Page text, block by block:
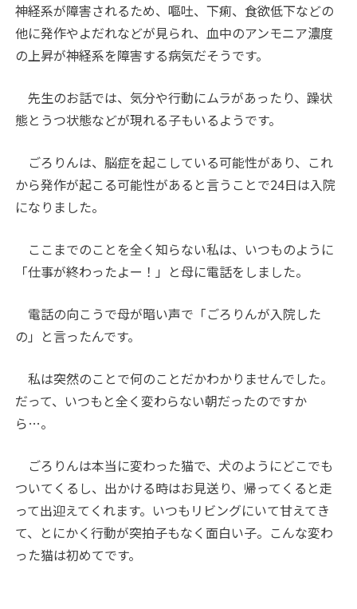
神経系が障害されるため、嘔吐、下痢、食欲低下などの
他に発作やよだれなどが見られ、血中のアンモニア濃度
の上昇が神経系を障害する病気だそうです。
先生のお話では、気分や行動にムラがあったり、躁状
態とうつ状態などが現れる子もいるようです。
ごろりんは、脳症を起こしている可能性があり、これ
から発作が起こる可能性があると言うことで24日は入院
になりました。
ここまでのことを全く知らない私は、いつものように
「仕事が終わったよー！」と母に電話をしました。
電話の向こうで母が暗い声で「ごろりんが入院した
の」と言ったんです。
私は突然のことで何のことだかわかりませんでした。
だって、いつもと全く変わらない朝だったのですか
ら…。
ごろりんは本当に変わった猫で、犬のようにどこでも
ついてくるし、出かける時はお見送り、帰ってくると走
って出迎えてくれます。いつもリビングにいて甘えてき
て、とにかく行動が突拍子もなく面白い子。こんな変わ
った猫は初めてです。